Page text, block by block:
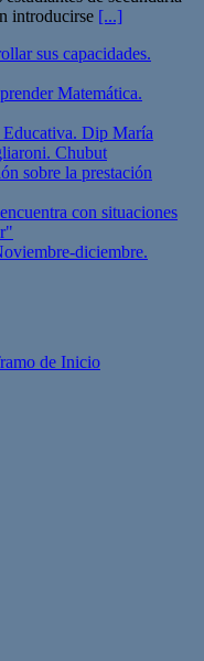
introducirse [...]